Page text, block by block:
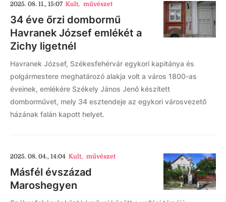
2025. 08. 11., 15:07 Kult, művészet
34 éve őrzi dombormű
Havranek József emlékét a
Zichy ligetnél
Havranek József, Székesfehérvár egykori kapitánya és
polgármestere meghatározó alakja volt a város 1800-as
éveinek, emlékére Székely János Jenő készített
domborművet, mely 34 esztendeje az egykori városvezető
házának falán kapott helyet.
2025. 08. 04., 14:04 Kult, művészet
Másfél évszázad
Maroshegyen